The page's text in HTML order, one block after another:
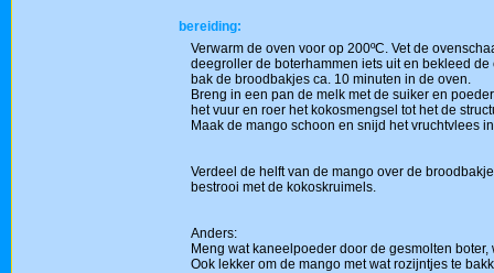
bereiding:
Verwarm de oven voor op 200ºC. Vet de
deegroller de boterhammen iets uit en bekleed
bak de broodbakjes ca. 10 minuten in de oven.
Breng in een pan de melk met de suiker en
het vuur en roer het kokosmengsel tot het de
Maak de mango schoon en snijd het vruchtvlees
Verdeel de helft van de mango over de
bestrooi met de kokoskruimels.
Anders:
Meng wat kaneelpoeder door de gesmolten
Ook lekker om de mango met wat rozijntjes te